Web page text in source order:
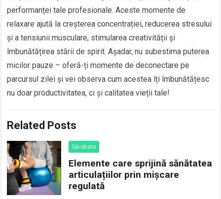
performanței tale profesionale. Aceste momente de
relaxare ajută la creșterea concentrației, reducerea stresului
și a tensiunii musculare, stimularea creativității și
îmbunătățirea stării de spirit. Așadar, nu subestima puterea
micilor pauze – oferă-ți momente de deconectare pe
parcursul zilei și vei observa cum acestea îți îmbunătățesc
nu doar productivitatea, ci și calitatea vieții tale!
Related Posts
Sănătate
Elemente care sprijină sănătatea
articulațiilor prin mișcare
regulată